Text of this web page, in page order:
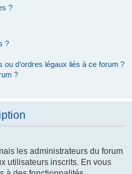
?
?
ou d’ordres légaux liés à ce forum ?
?
les administrateurs du forum
utilisateurs inscrits. En vous